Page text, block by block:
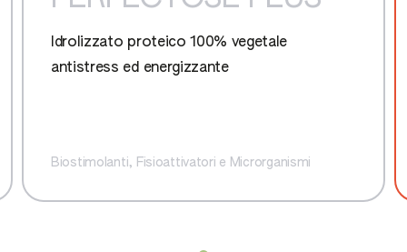
Idrolizzato proteico 100% vegetale
antistress ed energizzante
Biostimolanti, Fisioattivatori e Microrganismi